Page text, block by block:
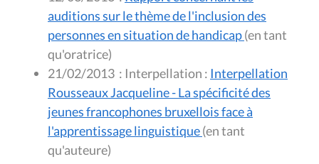
auditions sur le thème de l'inclusion des
personnes en situation de handicap(en tant
qu'oratrice)
21/02/2013 : Interpellation : Interpellation
Rousseaux Jacqueline - La spécificité des
jeunes francophones bruxellois face à
l'apprentissage linguistique(en tant
qu'auteure)